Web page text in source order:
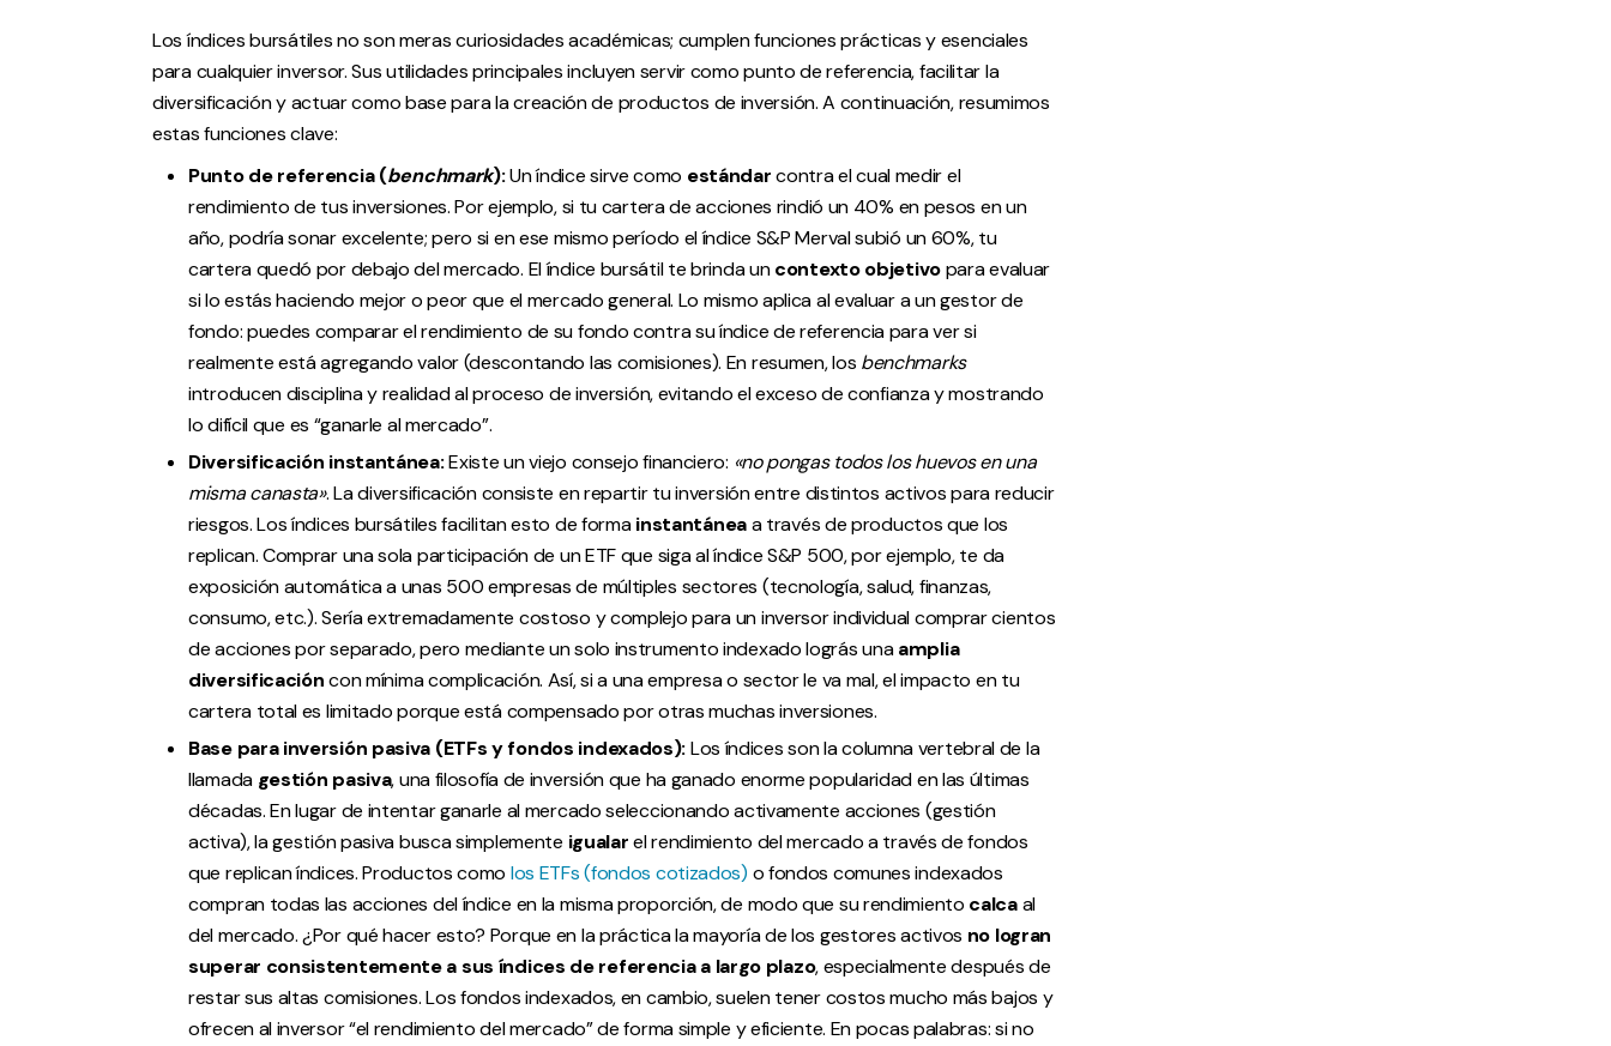
Los índices bursátiles no son meras curiosidades académicas; cumplen funciones prácticas y esenciales
para cualquier inversor. Sus utilidades principales incluyen servir como punto de referencia, facilitar la
diversificación y actuar como base para la creación de productos de inversión. A continuación, resumimos
estas funciones clave:
Punto de referencia (benchmark):Un índice sirve como estándarcontra el cual medir el
rendimiento de tus inversiones. Por ejemplo, si tu cartera de acciones rindió un 40% en pesos en un
año, podría sonar excelente; pero si en ese mismo período el índice S&P Merval subió un 60%, tu
cartera quedó por debajo del mercado. El índice bursátil te brinda uncontexto objetivopara evaluar
si lo estás haciendo mejor o peor que el mercado general. Lo mismo aplica al evaluar a un gestor de
fondo: puedes comparar el rendimiento de su fondo contra su índice de referencia para ver si
realmente está agregando valor (descontando las comisiones). En resumen, los benchmarks
introducen disciplina y realidad al proceso de inversión, evitando el exceso de confianza y mostrando
lo difícil que es “ganarle al mercado”.
Diversificación instantánea:Existe un viejo consejo financiero: «no pongas todos los huevos en una
misma canasta». La diversificación consiste en repartir tu inversión entre distintos activos para reducir
riesgos. Los índices bursátiles facilitan esto de formainstantáneaa través de productos que los
replican. Comprar una sola participación de un ETF que siga al índice S&P 500, por ejemplo, te da
exposición automática a unas 500 empresas de múltiples sectores (tecnología, salud, finanzas,
consumo, etc.). Sería extremadamente costoso y complejo para un inversor individual comprar cientos
de acciones por separado, pero mediante un solo instrumento indexado lográs unaamplia
diversificacióncon mínima complicación. Así, si a una empresa o sector le va mal, el impacto en tu
cartera total es limitado porque está compensado por otras muchas inversiones.
Base para inversión pasiva (ETFs y fondos indexados):Los índices son la columna vertebral de la
llamada gestión pasiva, una filosofía de inversión que ha ganado enorme popularidad en las últimas
décadas. En lugar de intentar ganarle al mercado seleccionando activamente acciones (gestión
activa), la gestión pasiva busca simplemente igualarel rendimiento del mercado a través de fondos
que replican índices. Productos como los ETFs (fondos cotizados) o fondos comunes indexados
compran todas las acciones del índice en la misma proporción, de modo que su rendimiento calcaal
del mercado. ¿Por qué hacer esto? Porque en la práctica la mayoría de los gestores activos no logran
superar consistentemente a sus índices de referencia a largo plazo, especialmente después de
restar sus altas comisiones. Los fondos indexados, en cambio, suelen tener costos mucho más bajos y
ofrecen al inversor “el rendimiento del mercado” de forma simple y eficiente. En pocas palabras: si no